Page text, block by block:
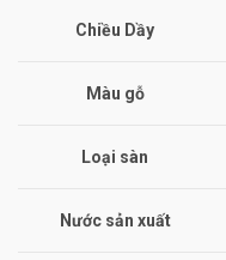
Chiều Dầy
Màu gỗ
Loại sàn
Nước sản xuất